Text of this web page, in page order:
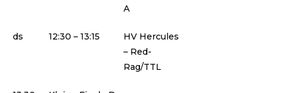
A
ds 12:30 – 13:15
HV Hercules
– Red-
Rag/TTL